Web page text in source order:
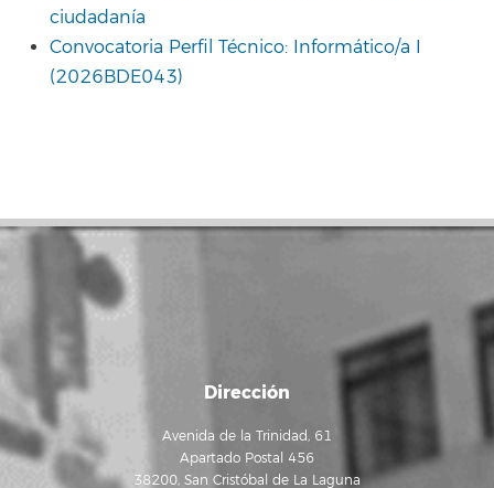
ciudadanía
Convocatoria Perfil Técnico: Informático/a I
(2026BDE043)
Dirección
Avenida de la Trinidad, 61
Apartado Postal 456
38200, San Cristóbal de La Laguna